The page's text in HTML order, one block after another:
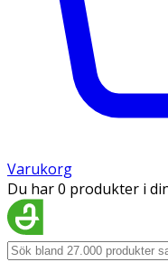
Varukorg
Du har 0 produkter i